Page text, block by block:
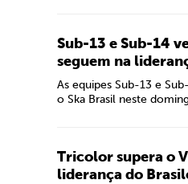
Sub-13 e Sub-14
seguem na
As equipes Sub-13 e
o Ska Brasil neste
Tricolor supera o
liderança do